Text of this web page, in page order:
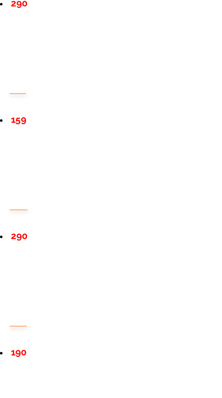
290
159
290
190